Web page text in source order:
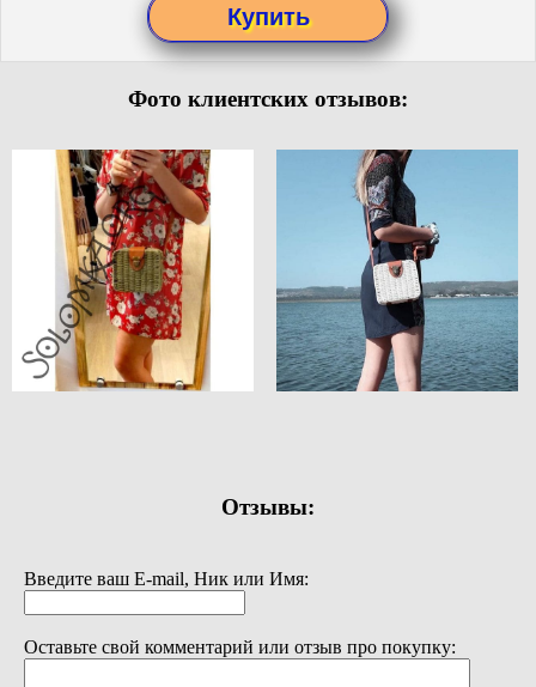
Фото клиентских отзывов:
Отзывы:
Введите ваш E-mail, Ник или Имя:
Оставьте свой комментарий или отзыв про покупку: